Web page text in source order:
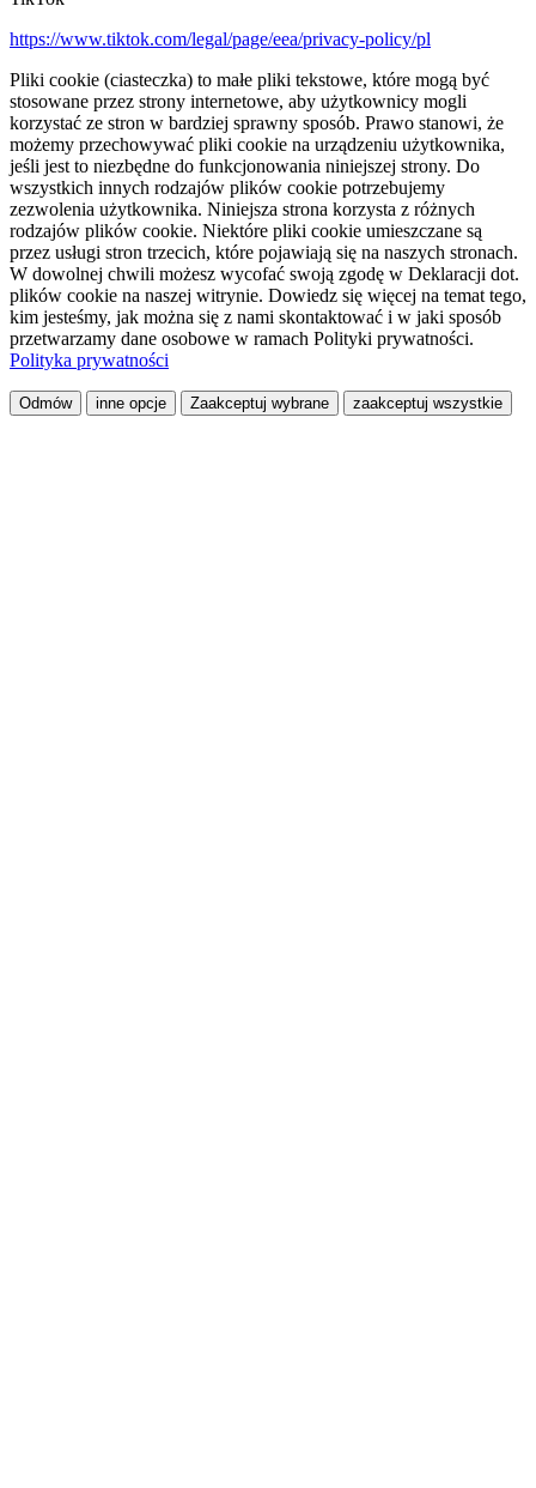
https://www.tiktok.com/legal/page/eea/privacy-policy/pl
Pliki cookie (ciasteczka) to małe pliki tekstowe, które mogą być
stosowane przez strony internetowe, aby użytkownicy mogli
korzystać ze stron w bardziej sprawny sposób. Prawo stanowi, że
możemy przechowywać pliki cookie na urządzeniu użytkownika,
jeśli jest to niezbędne do funkcjonowania niniejszej strony. Do
wszystkich innych rodzajów plików cookie potrzebujemy
zezwolenia użytkownika. Niniejsza strona korzysta z różnych
rodzajów plików cookie. Niektóre pliki cookie umieszczane są
przez usługi stron trzecich, które pojawiają się na naszych stronach.
W dowolnej chwili możesz wycofać swoją zgodę w Deklaracji dot.
plików cookie na naszej witrynie. Dowiedz się więcej na temat tego,
kim jesteśmy, jak można się z nami skontaktować i w jaki sposób
przetwarzamy dane osobowe w ramach Polityki prywatności.
Polityka prywatności
Odmów inne opcje Zaakceptuj wybrane zaakceptuj wszystkie